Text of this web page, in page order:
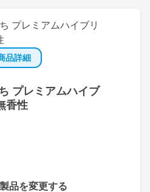
品詳細
プレミアムハイブ
香性
品を変更する